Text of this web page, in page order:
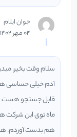
جوان ایلام
04 مهر 1402
سلام وقت بخیر.
آدم خیلی حساسی
قابل جستجو هست
ماه توی این شرکت
هم بدست آوردم.